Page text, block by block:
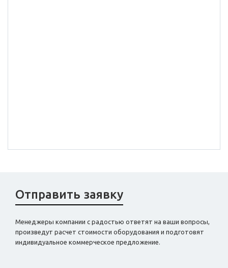
Отправить заявку
Менеджеры компании с радостью ответят на ваши вопросы,
произведут расчет стоимости оборудования и подготовят
индивидуальное коммерческое предложение.